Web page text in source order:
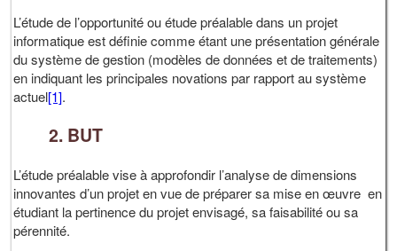
L’étude de l’opportunité ou étude préalable dans un projet
informatique est définie comme étant une présentation générale
du système de gestion (modèles de données et de traitements)
en indiquant les principales novations par rapport au système
actuel[1].
2. BUT
L’étude préalable vise à approfondir l’analyse de dimensions
innovantes d’un projet en vue de préparer sa mise en œuvre en
étudiant la pertinence du projet envisagé, sa faisabilité ou sa
pérennité.